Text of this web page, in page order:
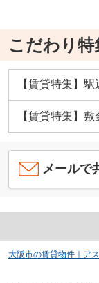
こだわり特
【賃貸特集】駅
【賃貸特集】
メールで
大阪市の賃貸物件｜ア